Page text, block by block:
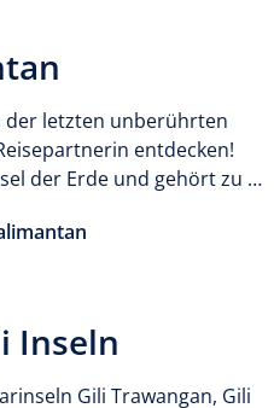
der letzten unberührten
entdecken!
der Erde und gehört zu …
Inseln
Gili Trawangan, Gili